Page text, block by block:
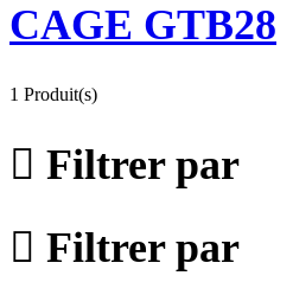
CAGE GTB28
1 Produit(s)
Filtrer par
Filtrer par